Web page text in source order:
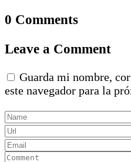
0 Comments
Leave a Comment
Guarda mi nombre,
este navegador para la